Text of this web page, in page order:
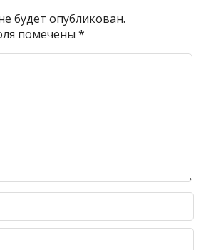
будет опубликован.
помечены*